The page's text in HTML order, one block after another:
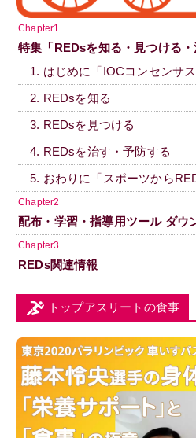
Chapter1
特集「REDsを知る・見つける・
1. はじめに「IOCコンセンサス
2. REDsを知る
3. REDsを見つける
4. REDsを治す・予防する
5. おわりに「スポーツから
Chapter2
配布・学習・指導用ツール ダウ
Chapter3
REDs関連情報
トップアスリートの食事